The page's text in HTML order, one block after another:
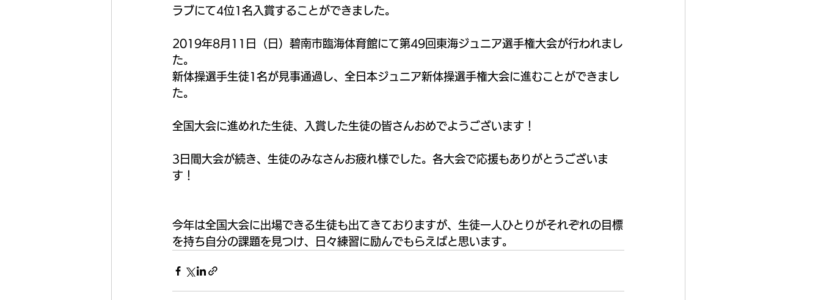
ラブにて4位1名入賞することができました。
2019年8月11日（日）碧南市臨海体育館にて第49回東海ジュニア選手権大会が行われまし
た。
新体操選手生徒1名が見事通過し、全日本ジュニア新体操選手権大会に進むことができまし
た。
全国大会に進めれた生徒、入賞した生徒の皆さんおめでようございます！
3日間大会が続き、生徒のみなさんお疲れ様でした。各大会で応援もありがとうございま
す！
今年は全国大会に出場できる生徒も出てきておりますが、生徒一人ひとりがそれぞれの目標
を持ち自分の課題を見つけ、日々練習に励んでもらえばと思います。